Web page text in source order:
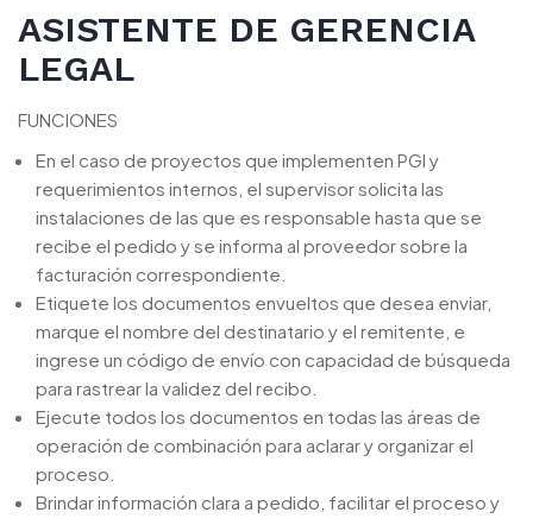
ASISTENTE DE GERENCIA
LEGAL
FUNCIONES
En el caso de proyectos que implementen PGI y
requerimientos internos, el supervisor solicita las
instalaciones de las que es responsable hasta que se
recibe el pedido y se informa al proveedor sobre la
facturación correspondiente.
Etiquete los documentos envueltos que desea enviar,
marque el nombre del destinatario y el remitente, e
ingrese un código de envío con capacidad de búsqueda
para rastrear la validez del recibo.
Ejecute todos los documentos en todas las áreas de
operación de combinación para aclarar y organizar el
proceso.
Brindar información clara a pedido, facilitar el proceso y